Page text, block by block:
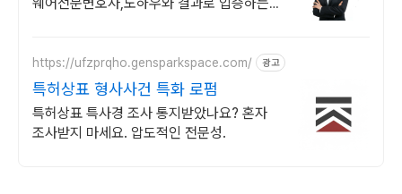
https://ufzprqho.gensparkspace.com/ 광고
특허상표 형사사건 특화 로펌
특허상표 특사경 조사 통지받았나요? 혼자
조사받지 마세요. 압도적인 전문성.